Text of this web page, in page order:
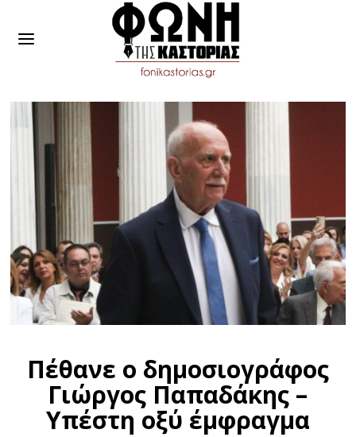
Πέθανε ο δημοσιογράφος
Γιώργος Παπαδάκης –
Υπέστη οξύ έμφραγμα